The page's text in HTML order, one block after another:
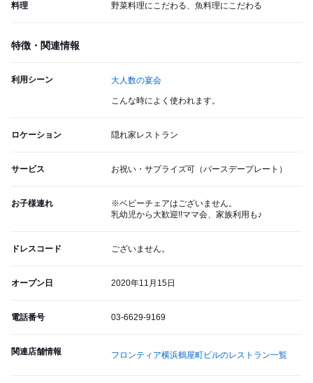
料理 野菜料理にこだわる、魚料理にこだわる
特徴・関連情報
利用シーン 大人数の宴会
こんな時によく使われます。
ロケーション 隠れ家レストラン
サービス お祝い・サプライズ可（バースデープレート）
お子様連れ
※ベビーチェアはございません。
乳幼児から大歓迎!!ママ会、家族利用も♪
ドレスコード ございません。
オープン日 2020年11月15日
電話番号 03-6629-9169
関連店舗情報 フロンティア横浜鶴屋町ビルのレストラン一覧